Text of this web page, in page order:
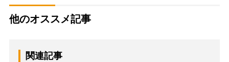
他のオススメ記事
関連記事